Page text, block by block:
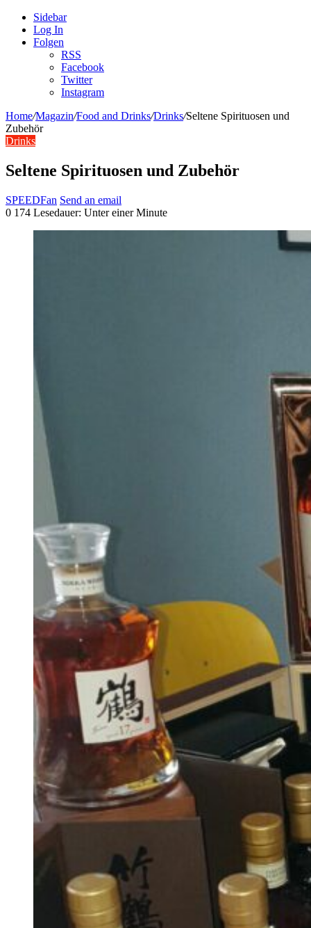
Sidebar
Log In
Folgen
RSS
Facebook
Twitter
Instagram
Home/Magazin/Food and Drinks/Drinks/Seltene Spirituosen und
Zubehör
Drinks
Seltene Spirituosen und Zubehör
SPEEDFan Send an email
0 174 Lesedauer: Unter einer Minute